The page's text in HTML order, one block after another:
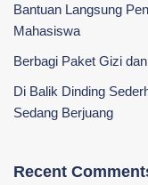
‎Bantuan Langsung
Mahasiswa ‎
Berbagi Paket Gizi
Di Balik Dinding
Sedang Berjuang
Recent